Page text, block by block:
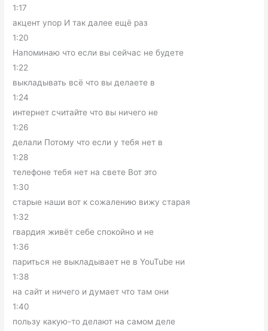
1:17
акцент упор И так далее ещё раз
1:20
Напоминаю что если вы сейчас не будете
1:22
выкладывать всё что вы делаете в
1:24
интернет считайте что вы ничего не
1:26
делали Потому что если у тебя нет в
1:28
телефоне тебя нет на свете Вот это
1:30
старые наши вот к сожалению вижу старая
1:32
гвардия живёт себе спокойно и не
1:36
париться не выкладывает не в YouTube ни
1:38
на сайт и ничего и думает что там они
1:40
пользу какую-то делают на самом деле